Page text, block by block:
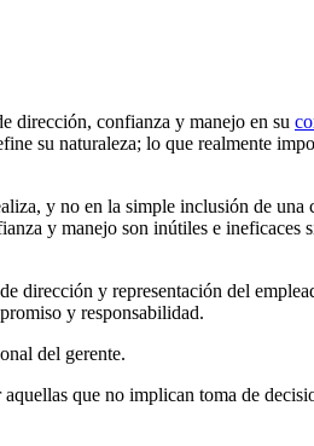
dirección, confianza y manejo en su
su naturaleza; lo que realmente
y no en la simple inclusión de
y manejo son inútiles e ineficaces
dirección y representación del
y responsabilidad.
del gerente.
que no implican toma de